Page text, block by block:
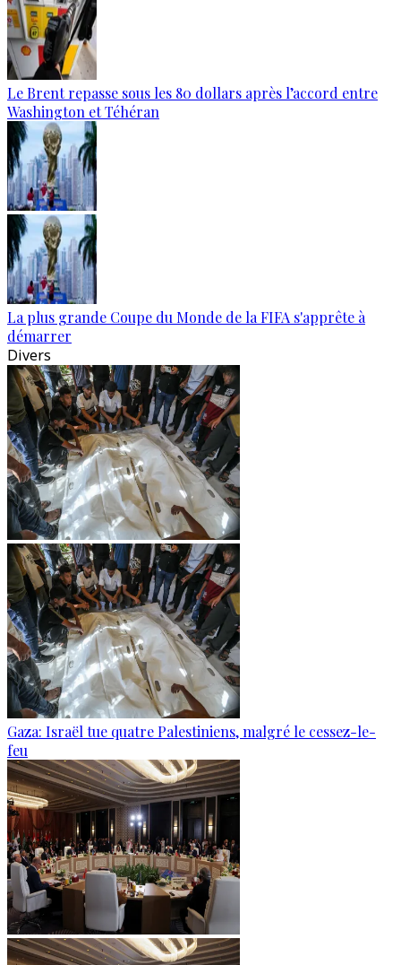
Le Brent repasse sous les 80 dollars après l’accord entre
Washington et Téhéran
La plus grande Coupe du Monde de la FIFA s'apprête à
démarrer
Divers
Gaza: Israël tue quatre Palestiniens, malgré le cessez-le-
feu